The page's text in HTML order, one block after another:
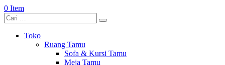
0 Item
Toko
Ruang Tamu
Sofa & Kursi Tamu
Meja Tamu